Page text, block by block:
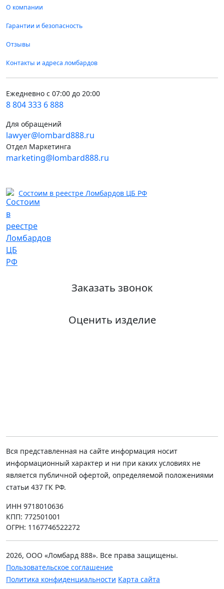
О компании
Гарантии и безопасность
Отзывы
Контакты и адреса ломбардов
Ежедневно с 07:00 до 20:00
8 804 333 6 888
Для обращений
lawyer@lombard888.ru
Отдел Маркетинга
marketing@lombard888.ru
Состоим в реестре Ломбардов ЦБ РФ
Заказать звонок
Оценить изделие
Вся представленная на сайте информация носит
информационный характер и ни при каких условиях не
является публичной офертой, определяемой положениями
статьи 437 ГК РФ.
ИНН 9718010636
КПП: 772501001
ОГРН: 1167746522272
2026, ООО «Ломбард 888». Все права защищены.
Пользовательское соглашение
Политика конфиденциальности Карта сайта